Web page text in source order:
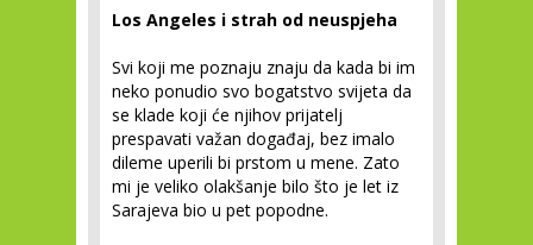
Los Angeles i strah od neuspjeha
Svi koji me poznaju znaju da kada bi im
neko ponudio svo bogatstvo svijeta da
se klade koji će njihov prijatelj
prespavati važan događaj, bez imalo
dileme uperili bi prstom u mene. Zato
mi je veliko olakšanje bilo što je let iz
Sarajeva bio u pet popodne.